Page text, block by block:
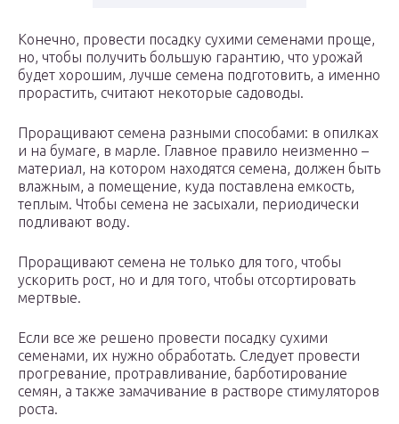
Конечно, провести посадку сухими семенами проще,
но, чтобы получить большую гарантию, что урожай
будет хорошим, лучше семена подготовить, а именно
прорастить, считают некоторые садоводы.
Проращивают семена разными способами: в опилках
и на бумаге, в марле. Главное правило неизменно –
материал, на котором находятся семена, должен быть
влажным, а помещение, куда поставлена емкость,
теплым. Чтобы семена не засыхали, периодически
подливают воду.
Проращивают семена не только для того, чтобы
ускорить рост, но и для того, чтобы отсортировать
мертвые.
Если все же решено провести посадку сухими
семенами, их нужно обработать. Следует провести
прогревание, протравливание, барботирование
семян, а также замачивание в растворе стимуляторов
роста.